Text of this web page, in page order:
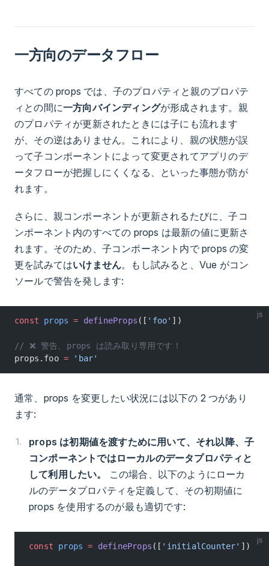
一方向のデータフロー
すべての props では、子のプロパティと親のプロパテ
ィとの間に一方向バインディングが形成されます。親
のプロパティが更新されたときには子にも流れます
が、その逆はありません。これにより、親の状態が誤
って子コンポーネントによって変更されてアプリのデ
ータフローが把握しにくくなる、といった事態が防が
れます。
さらに、親コンポーネントが更新されるたびに、子コ
ンポーネント内のすべての props は最新の値に更新さ
れます。そのため、子コンポーネント内で props の変
更を試みてはいけません。もし試みると、Vue がコン
ソールで警告を発します:
js
const props = defineProps ([ 'foo' ])
// ❌ 警告、props は読み取り専用です！
props.foo = 'bar'
通常、props を変更したい状況には以下の 2 つがあり
ます:
props は初期値を渡すために用いて、それ以降、子
コンポーネントではローカルのデータプロパティと
して利用したい。
この場合、以下のようにローカ
ルのデータプロパティを定義して、その初期値に
props を使用するのが最も適切です:
js
const props = defineProps ([ 'initialCounter' ])